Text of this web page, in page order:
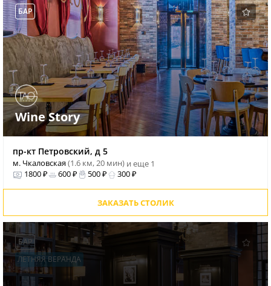
БАР
Wine Story
пр-кт Петровский, д 5
м. Чкаловская(1.6 км, 20 мин) и еще 1
1800 ₽
600 ₽ 500 ₽ 300 ₽
ЗАКАЗАТЬ СТОЛИК
БАР
ЛЕТНЯЯ ВЕРАНДА